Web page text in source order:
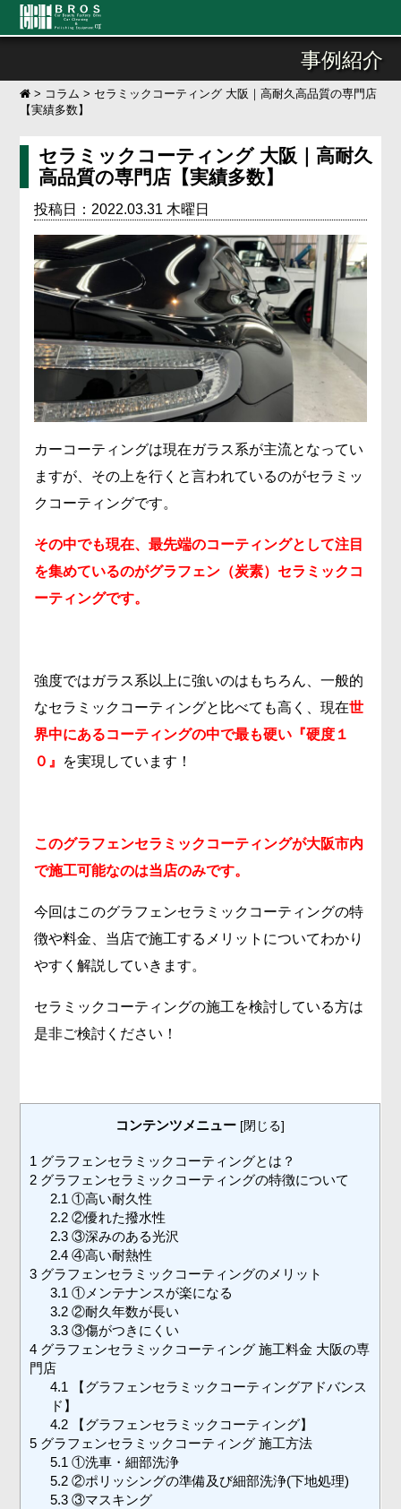
事例紹介
> コラム > セラミックコーティング 大阪｜高耐久高品質の専門店
【実績多数】
セラミックコーティング 大阪｜高耐久
高品質の専門店【実績多数】
投稿日：2022.03.31 木曜日
カーコーティングは現在ガラス系が主流となってい
ますが、その上を行くと言われているのがセラミッ
クコーティングです。
その中でも現在、最先端のコーティングとして注目
を集めているのがグラフェン（炭素）セラミックコ
ーティングです。
強度ではガラス系以上に強いのはもちろん、一般的
なセラミックコーティングと比べても高く、現在世
界中にあるコーティングの中で最も硬い『硬度１
０』 を実現しています！
このグラフェンセラミックコーティングが大阪市内
で施工可能なのは当店のみです。
今回はこのグラフェンセラミックコーティングの特
徴や料金、当店で施工するメリットについてわかり
やすく解説していきます。
セラミックコーティングの施工を検討している方は
是非ご検討ください！
コンテンツメニュー [閉じる]
1 グラフェンセラミックコーティングとは？
2 グラフェンセラミックコーティングの特徴について
2.1 ①高い耐久性
2.2 ②優れた撥水性
2.3 ③深みのある光沢
2.4 ④高い耐熱性
3 グラフェンセラミックコーティングのメリット
3.1 ①メンテナンスが楽になる
3.2 ②耐久年数が長い
3.3 ③傷がつきにくい
4 グラフェンセラミックコーティング 施工料金 大阪の専
門店
4.1 【グラフェンセラミックコーティングアドバンス
ド】
4.2 【グラフェンセラミックコーティング】
5 グラフェンセラミックコーティング 施工方法
5.1 ①洗車・細部洗浄
5.2 ②ポリッシングの準備及び細部洗浄(下地処理)
5.3 ③マスキング